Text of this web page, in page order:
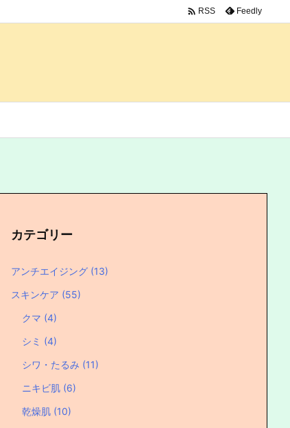
 RSS Feedly
カテゴリー
アンチエイジング (13)
スキンケア (55)
クマ (4)
シミ (4)
シワ・たるみ (11)
ニキビ肌 (6)
乾燥肌 (10)